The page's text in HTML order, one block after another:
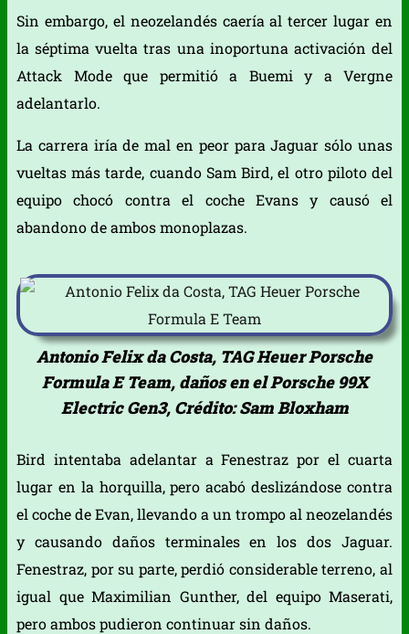
Sin embargo, el neozelandés caería al tercer lugar en
la séptima vuelta tras una inoportuna activación del
Attack Mode que permitió a Buemi y a Vergne
adelantarlo.
La carrera iría de mal en peor para Jaguar sólo unas
vueltas más tarde, cuando Sam Bird, el otro piloto del
equipo chocó contra el coche Evans y causó el
abandono de ambos monoplazas.
Antonio Felix da Costa, TAG Heuer Porsche
Formula E Team, daños en el Porsche 99X
Electric Gen3, Crédito: Sam Bloxham
Bird intentaba adelantar a Fenestraz por el cuarta
lugar en la horquilla, pero acabó deslizándose contra
el coche de Evan, llevando a un trompo al neozelandés
y causando daños terminales en los dos Jaguar.
Fenestraz, por su parte, perdió considerable terreno, al
igual que Maximilian Gunther, del equipo Maserati,
pero ambos pudieron continuar sin daños.